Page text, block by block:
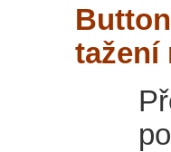
tažení